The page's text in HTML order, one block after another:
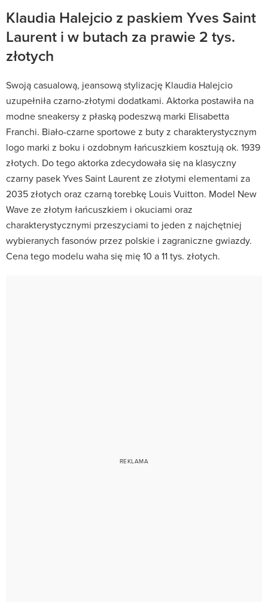
Klaudia Halejcio z paskiem Yves Saint
Laurent i w butach za prawie 2 tys.
złotych
Swoją casualową, jeansową stylizację Klaudia Halejcio
uzupełniła czarno-złotymi dodatkami. Aktorka postawiła na
modne sneakersy z płaską podeszwą marki Elisabetta
Franchi. Biało-czarne sportowe z buty z charakterystycznym
logo marki z boku i ozdobnym łańcuszkiem kosztują ok. 1939
złotych. Do tego aktorka zdecydowała się na klasyczny
czarny pasek Yves Saint Laurent ze złotymi elementami za
2035 złotych oraz czarną torebkę Louis Vuitton. Model New
Wave ze złotym łańcuszkiem i okuciami oraz
charakterystycznymi przeszyciami to jeden z najchętniej
wybieranych fasonów przez polskie i zagraniczne gwiazdy.
Cena tego modelu waha się mię 10 a 11 tys. złotych.